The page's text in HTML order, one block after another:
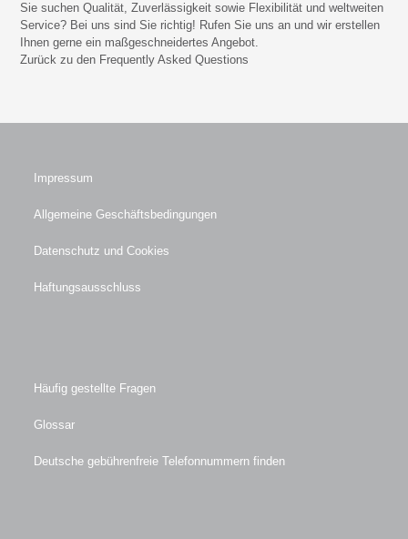
Sie suchen Qualität, Zuverlässigkeit sowie Flexibilität und weltweiten
Service? Bei uns sind Sie richtig! Rufen Sie uns an und wir erstellen
Ihnen gerne ein maßgeschneidertes Angebot.
Zurück zu den Frequently Asked Questions
Impressum
Allgemeine Geschäftsbedingungen
Datenschutz und Cookies
Haftungsausschluss
Häufig gestellte Fragen
Glossar
Deutsche gebührenfreie Telefonnummern finden